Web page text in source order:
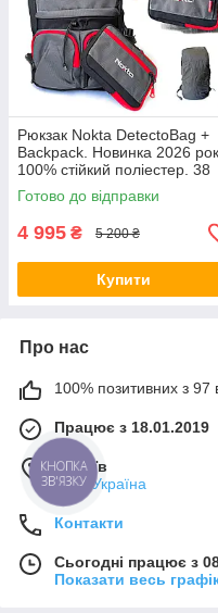
Рюкзак Nokta DetectoBag +
Backpack. Новинка 2026
100% стійкий поліестер. 38
літрів
Готово до відправки
4 995 ₴ 5 200 ₴
Купити
Про нас
100% позитивних з 97
Працює з 18.01.2019
м. Київ
Київ, Україна
Контакти
Сьогодні працює з
Показати весь
КНОПКА
ЗВ'ЯЗКУ